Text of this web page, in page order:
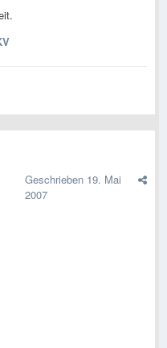
Geschrieben 19. Mai
2007